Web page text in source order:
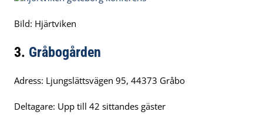
Bild: Hjärtviken
3. Gråbogården
Adress: Ljungslättsvägen 95, 44373 Gråbo
Deltagare: Upp till 42 sittandes gäster